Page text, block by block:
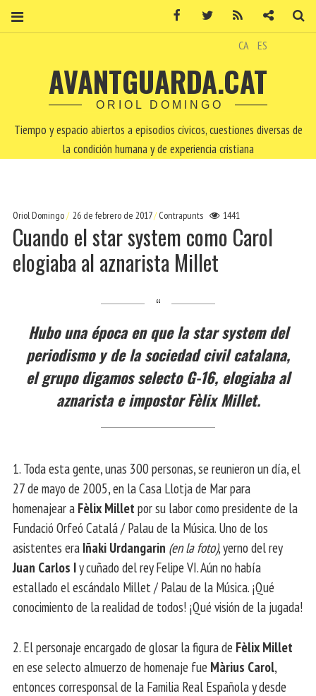
CA ES
AVANTGUARDA.CAT
ORIOL DOMINGO
Tiempo y espacio abiertos a episodios cívicos, cuestiones diversas de
la condición humana y de experiencia cristiana
Oriol Domingo 26 de febrero de 2017 Contrapunts 1441
Cuando el star system como Carol
elogiaba al aznarista Millet
Hubo una época en que la star system del
periodismo y de la sociedad civil catalana,
el grupo digamos selecto G-16, elogiaba al
aznarista e impostor Fèlix Millet.
1. Toda esta gente, unas 300 personas, se reunieron un día, el
27 de mayo de 2005, en la Casa Llotja de Mar para
homenajear a Fèlix Millet por su labor como presidente de la
Fundació Orfeó Catalá / Palau de la Música. Uno de los
asistentes era Iñaki Urdangarin (en la foto), yerno del rey
Juan Carlos Iy cuñado del rey Felipe VI. Aún no había
estallado el escándalo Millet / Palau de la Música. ¡Qué
conocimiento de la realidad de todos! ¡Qué visión de la jugada!
2. El personaje encargado de glosar la figura de Fèlix Millet
en ese selecto almuerzo de homenaje fue Màrius Carol,
entonces corresponsal de la Familia Real Española y desde
Facebook Twitter Contacto